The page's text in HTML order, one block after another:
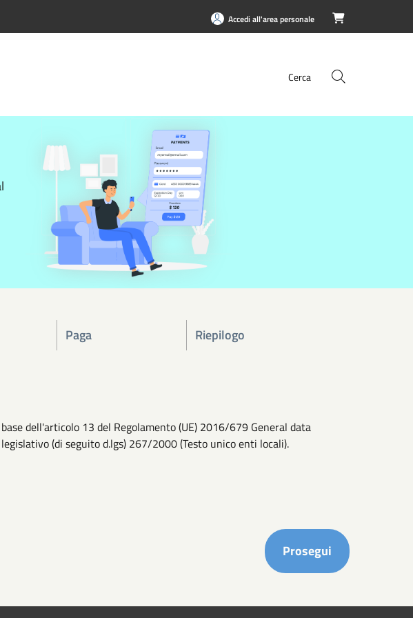
Accedi all'area personale 
Cerca
Paga Riepilogo
dell'articolo 13 del Regolamento (UE) 2016/679 General data
(di seguito d.lgs) 267/2000 (Testo unico enti locali).
Prosegui